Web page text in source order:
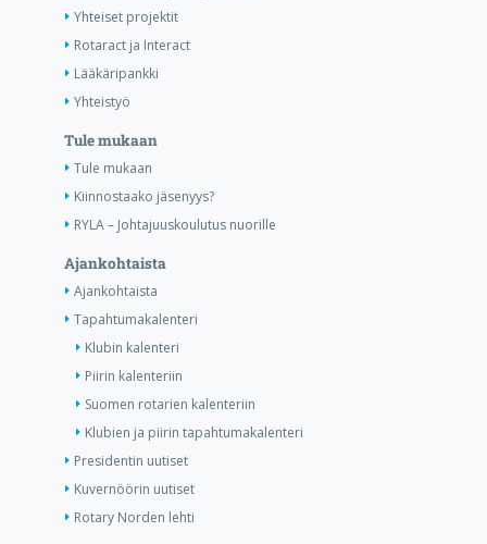
Yhteiset projektit
Rotaract ja Interact
Lääkäripankki
Yhteistyö
Tule mukaan
Tule mukaan
Kiinnostaako jäsenyys?
RYLA – Johtajuuskoulutus nuorille
Ajankohtaista
Ajankohtaista
Tapahtumakalenteri
Klubin kalenteri
Piirin kalenteriin
Suomen rotarien kalenteriin
Klubien ja piirin tapahtumakalenteri
Presidentin uutiset
Kuvernöörin uutiset
Rotary Norden lehti